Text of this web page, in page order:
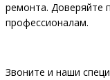
ремонта. Доверяйте
профессионалам.
Звоните и наши